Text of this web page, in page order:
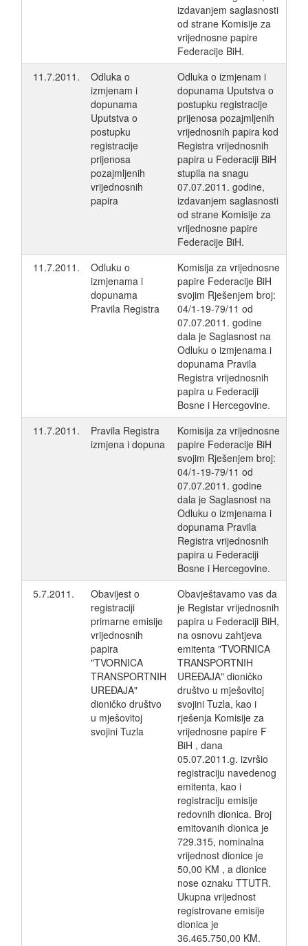
izdavanjem saglasnosti
od strane Komisije za
vrijednosne papire
Federacije BiH.
11.7.2011.
Odluka o
izmjenam i
dopunama
Uputstva o
postupku
registracije
prijenosa
pozajmljenih
vrijednosnih
papira
Odluka o izmjenam i
dopunama Uputstva o
postupku registracije
prijenosa pozajmljenih
vrijednosnih papira kod
Registra vrijednosnih
papira u Federaciji BiH
stupila na snagu
07.07.2011. godine,
izdavanjem saglasnosti
od strane Komisije za
vrijednosne papire
Federacije BiH.
11.7.2011.
Odluku o
izmjenama i
dopunama
Pravila Registra
Komisija za vrijednosne
papire Federacije BiH
svojim Rješenjem broj:
04/1-19-79/11 od
07.07.2011. godine
dala je Saglasnost na
Odluku o izmjenama i
dopunama Pravila
Registra vrijednosnih
papira u Federaciji
Bosne i Hercegovine.
11.7.2011.
Pravila Registra
izmjena i dopuna
Komisija za vrijednosne
papire Federacije BiH
svojim Rješenjem broj:
04/1-19-79/11 od
07.07.2011. godine
dala je Saglasnost na
Odluku o izmjenama i
dopunama Pravila
Registra vrijednosnih
papira u Federaciji
Bosne i Hercegovine.
5.7.2011.
Obavijest o
registraciji
primarne emisije
vrijednosnih
papira
"TVORNICA
TRANSPORTNIH
UREĐAJA"
dioničko društvo
u mješovitoj
svojini Tuzla
Obavještavamo vas da
je Registar vrijednosnih
papira u Federaciji BiH,
na osnovu zahtjeva
emitenta "TVORNICA
TRANSPORTNIH
UREĐAJA" dioničko
društvo u mješovitoj
svojini Tuzla, kao i
rješenja Komisije za
vrijednosne papire F
BiH , dana
05.07.2011.g. izvršio
registraciju navedenog
emitenta, kao i
registraciju emisije
redovnih dionica. Broj
emitovanih dionica je
729.315, nominalna
vrijednost dionice je
50,00 KM , a dionice
nose oznaku TTUTR.
Ukupna vrijednost
registrovane emisije
dionica je
36.465.750,00 KM.